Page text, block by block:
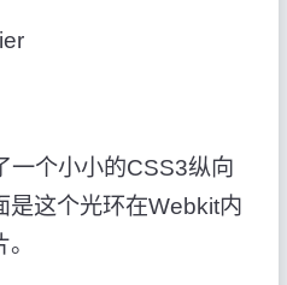
一个小小的CSS3纵向
是这个光环在Webkit内